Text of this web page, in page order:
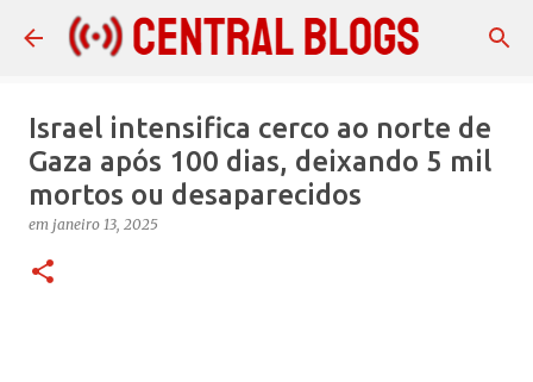
Pular para o conteúdo principal
Israel intensifica cerco ao norte de
Gaza após 100 dias, deixando 5 mil
mortos ou desaparecidos
em janeiro 13, 2025